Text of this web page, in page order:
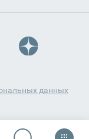
данных